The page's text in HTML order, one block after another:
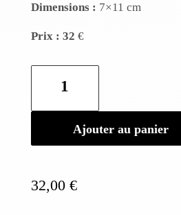
Dimensions : 7×11 cm
Prix : 32 €
Porte
n°4
Ajouter au panier
32,00 €